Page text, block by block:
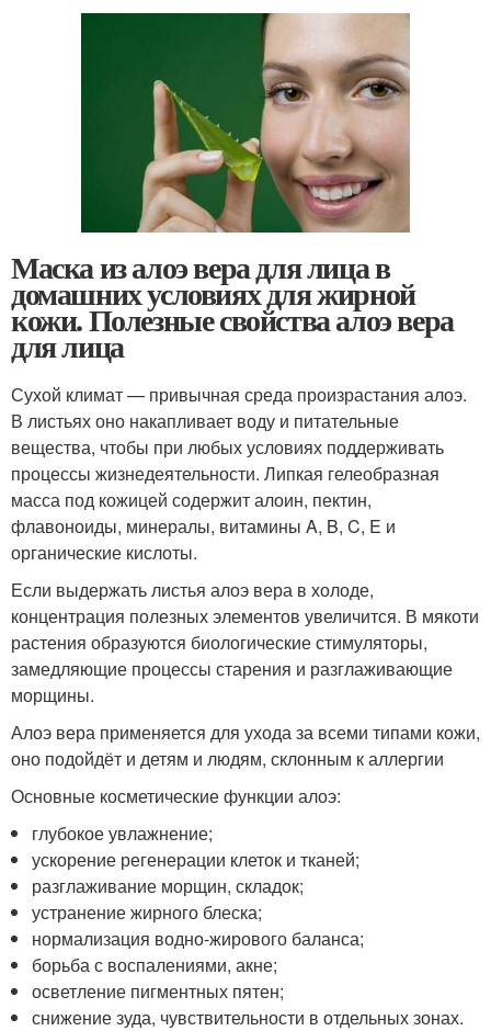
Маска из алоэ вера для лица в
домашних условиях для жирной
кожи. Полезные свойства алоэ вера
для лица
Сухой климат — привычная среда произрастания алоэ.
В листьях оно накапливает воду и питательные
вещества, чтобы при любых условиях поддерживать
процессы жизнедеятельности. Липкая гелеобразная
масса под кожицей содержит алоин, пектин,
флавоноиды, минералы, витамины A, B, C, E и
органические кислоты.
Если выдержать листья алоэ вера в холоде,
концентрация полезных элементов увеличится. В мякоти
растения образуются биологические стимуляторы,
замедляющие процессы старения и разглаживающие
морщины.
Алоэ вера применяется для ухода за всеми типами кожи,
оно подойдёт и детям и людям, склонным к аллергии
Основные косметические функции алоэ:
глубокое увлажнение;
ускорение регенерации клеток и тканей;
разглаживание морщин, складок;
устранение жирного блеска;
нормализация водно-жирового баланса;
борьба с воспалениями, акне;
осветление пигментных пятен;
снижение зуда, чувствительности в отдельных зонах.